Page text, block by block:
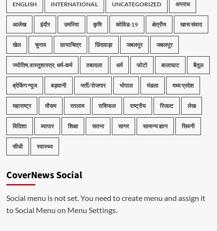
ENGLISH INTERNATIONAL UNCATEGORIZED अपराध
आलेख इंदौर उमरिया कृषि कोविड-19 क्षेत्रीय खास संवाद
खेल चुनाव छायाचित्र छिंदवाड़ा जबलपुर जबलपुर
ज्योतिष,वास्तुशास्त्र, धर्म-कर्म तबादला धर्म फोटो बालाघाट बैतूल
ब्रेकिंग न्यूज बड़वानी भर्ती/रोजगार भोपाल मंडला मध्य प्रदेश
महाराष्ट्र मौसम रतलाम राशिफल राष्ट्रीय रिजल्ट लेख
विदिशा व्यापार शिक्षा सतना सागर सामान्य ज्ञान सिवनी
सीधी स्वास्थ्य
CoverNews Social
Social menu is not set. You need to create menu and assign it
to Social Menu on Menu Settings.